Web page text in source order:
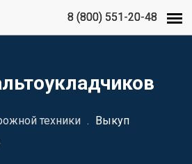
8 (800) 551-20-48
8 (800) 551-20-48
техники . Выкуп